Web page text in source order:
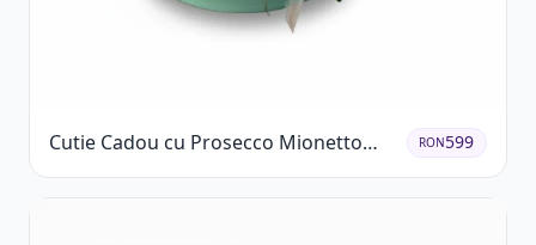
Cutie Cadou cu Prosecco Mionetto
Ferrero Rocher și Flori Pastelate
RON599